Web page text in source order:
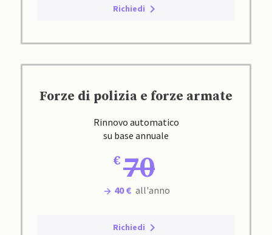
Richiedi
Forze di polizia e forze armate
Rinnovo automatico
su base annuale
70
40 € all'anno
Richiedi